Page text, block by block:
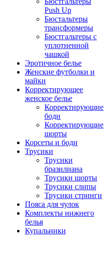
Push Up
Бюстальтеры
трансформеры
Бюстгальтеры с
уплотненной
чашкой
Эротичное белье
Женские футболки и
майки
Корректирующее
женское белье
Корректирующие
боди
Корректирующие
шорты
Корсеты и боди
Трусики
Трусики
бразилиана
Трусики шорты
Трусики слипы
Трусики стринги
Пояса для чулок
Комплекты нижнего
белья
Купальники